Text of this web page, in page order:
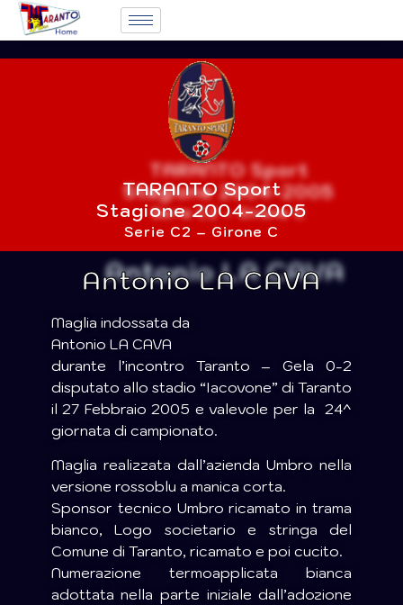
TARANTO Sport
Stagione 2004-2005
Serie C2 – Girone C
Antonio LA CAVA
Maglia indossata da
Antonio LA CAVA
durante l’incontro Taranto – Gela 0-2
disputato allo stadio “Iacovone” di Taranto
il 27 Febbraio 2005 e valevole per la 24^
giornata di campionato.
Maglia realizzata dall’azienda Umbro nella
versione rossoblu a manica corta.
Sponsor tecnico Umbro ricamato in trama
bianco, Logo societario e stringa del
Comune di Taranto, ricamato e poi cucito.
Numerazione termoapplicata bianca
adottata nella parte iniziale dall’adozione